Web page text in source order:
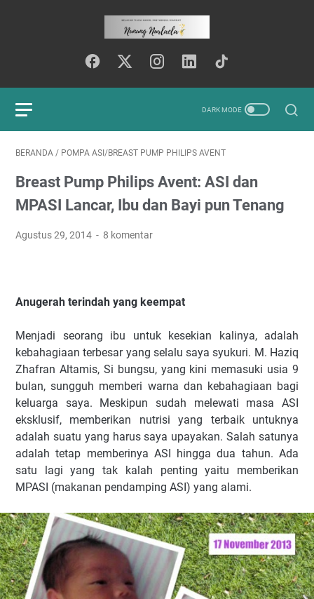
BERANDA / POMPA ASI/BREAST PUMP PHILIPS AVENT
Breast Pump Philips Avent: ASI dan
MPASI Lancar, Ibu dan Bayi pun Tenang
Agustus 29, 2014 8 komentar
Anugerah terindah yang keempat
Menjadi seorang ibu untuk kesekian kalinya, adalah
kebahagiaan terbesar yang selalu saya syukuri. M. Haziq
Zhafran Altamis, Si bungsu, yang kini memasuki usia 9
bulan, sungguh memberi warna dan kebahagiaan bagi
keluarga saya. Meskipun sudah melewati masa ASI
eksklusif, memberikan nutrisi yang terbaik untuknya
adalah suatu yang harus saya upayakan. Salah satunya
adalah tetap memberinya ASI hingga dua tahun. Ada
satu lagi yang tak kalah penting yaitu memberikan
MPASI (makanan pendamping ASI) yang alami.